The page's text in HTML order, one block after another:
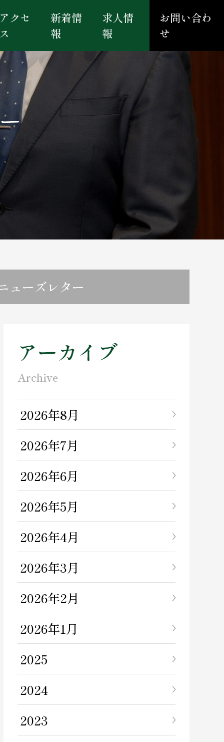
クセ
新着情
報
求人情
報
お問い合わ
せ
ューズレター
アーカイブ
Archive
2026年8月
2026年7月
2026年6月
2026年5月
2026年4月
2026年3月
2026年2月
2026年1月
2025
2024
2023